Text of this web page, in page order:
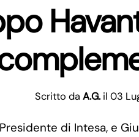
Scritto da A.G. il 03
di Intesa, e